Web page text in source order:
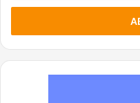
adresini